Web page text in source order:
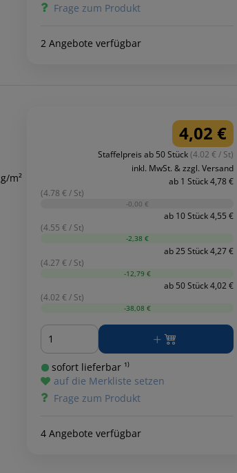
Frage zum Produkt
2 Angebote verfügbar
m²
4,02 €
Staffelpreis ab 50 Stück(4.02 € / St)
inkl. MwSt. & zzgl. Versand
ab 1 Stück 4,78 €
(4.78 € / St)
-0,00 €
ab 10 Stück 4,55 €
(4.55 € / St)
-2,38 €
ab 25 Stück 4,27 €
(4.27 € / St)
-12,79 €
ab 50 Stück 4,02 €
(4.02 € / St)
-38,08 €
Menge
sofort lieferbar ¹⁾
auf die Merkliste setzen
Frage zum Produkt
4 Angebote verfügbar